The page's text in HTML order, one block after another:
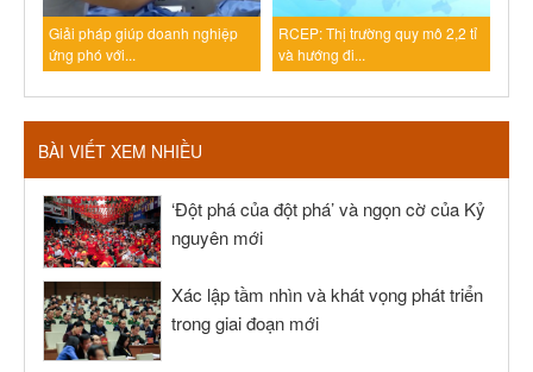
Giải pháp giúp doanh nghiệp
ứng phó với...
RCEP: Thị trường quy mô 2,2 tỉ
và hướng đi...
BÀI VIẾT XEM NHIỀU
‘Đột phá của đột phá’ và ngọn cờ của Kỷ
nguyên mới
Xác lập tầm nhìn và khát vọng phát triển
trong giai đoạn mới